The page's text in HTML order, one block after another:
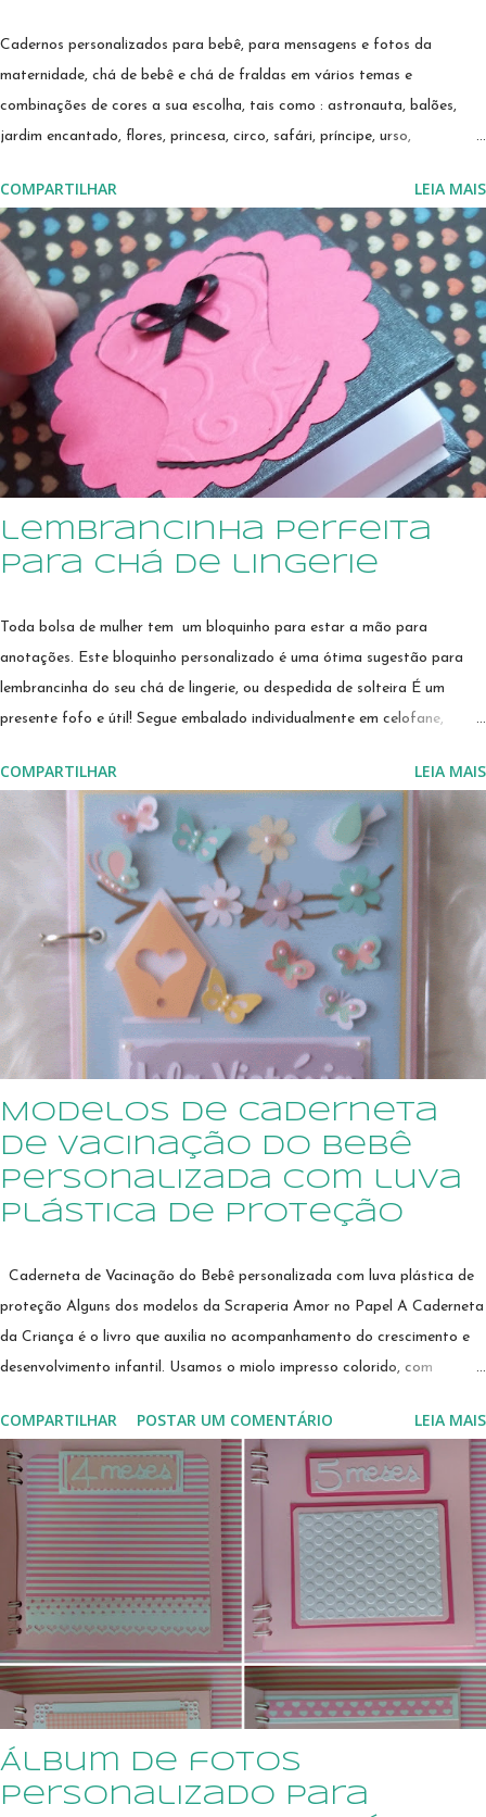
Cadernos personalizados para bebê, para mensagens e fotos da
maternidade, chá de bebê e chá de fraldas em vários temas e
combinações de cores a sua escolha, tais como : astronauta, balões,
jardim encantado, flores, princesa, circo, safári, príncipe, urso,
mais! Confira nossos modelos. Estamos no Elo7 desde 2011, já contamos
com sete anos de atividades. Na nossa loja você encontrará avaliações
das compradoras. CLIQUE AQUI para ler depoimentos das nossas
clientes Estamos sempre lançando novos modelos, confira em nossa loja
on line, Para ver novos modelos CLIQUE AQUI 🔽🔽 Quero ver todos
os Modelos Qualquer dúvida, envie um email para
sonimary.ribeiro@amornopapel.com Caso prefira, envie uma mensagem
por WhatsApp 21 979622774 ...
COMPARTILHAR LEIA MAIS
lembrancinha perfeita
para chá de lingerie
Toda bolsa de mulher tem um bloquinho para estar a mão para
anotações. Este bloquinho personalizado é uma ótima sugestão para
lembrancinha do seu chá de lingerie, ou despedida de solteira É um
presente fofo e útil! Segue embalado individualmente em celofane,
preferir, mande um email sonimary.ribeiro@amornopapel.com
WhatsApp 21 979622774
COMPARTILHAR LEIA MAIS
Modelos de Caderneta
de Vacinação do Bebê
personalizada com luva
plástica de proteção
Caderneta de Vacinação do Bebê personalizada com luva plástica de
proteção Alguns dos modelos da Scraperia Amor no Papel A Caderneta
da Criança é o livro que auxilia no acompanhamento do crescimento e
desenvolvimento infantil. Usamos o miolo impresso colorido, com
plástico grosso de proteção, para permitir a durabilidade que se espera
de um documento do bebê. Na caderneta, constam os marcos de
desenvolvimento neuropsicomotor, desenvolvimento afetivo e
cognitivo/linguagem para acompanhamento dos profissionais que
atendem a criança. É nela que se registrarão as vacinas para proteção
da saúde da criança. A Caderneta de Vacinação da Scraperia Amor no
Papel tem a capa personalizada em scrapbooking, toda produzida com
corte e colagem de pecinhas de papel. A personalização pode ser feita
em outras combinações de colorido e temas à escolha da cliente. Pode
ser vendida em kits personalizados de acordo com demais itens da p...
COMPARTILHAR POSTAR UM COMENTÁRIO LEIA MAIS
Álbum de fotos
personalizado para